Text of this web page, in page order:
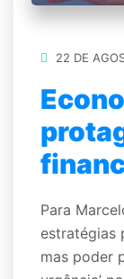
22 DE
Para
estratégias
mas poder